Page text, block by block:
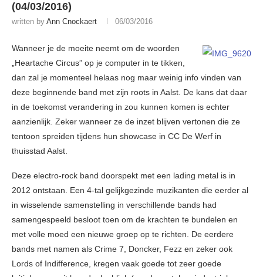
(04/03/2016)
written by Ann Cnockaert 06/03/2016
Wanneer je de moeite neemt om de woorden
„Heartache Circus” op je computer in te tikken,
dan zal je momenteel helaas nog maar weinig info vinden van
deze beginnende band met zijn roots in Aalst. De kans dat daar
in de toekomst verandering in zou kunnen komen is echter
aanzienlijk. Zeker wanneer ze de inzet blijven vertonen die ze
tentoon spreiden tijdens hun showcase in CC De Werf in
thuisstad Aalst.
Deze electro-rock band doorspekt met een lading metal is in
2012 ontstaan. Een 4-tal gelijkgezinde muzikanten die eerder al
in wisselende samenstelling in verschillende bands had
samengespeeld besloot toen om de krachten te bundelen en
met volle moed een nieuwe groep op te richten. De eerdere
bands met namen als Crime 7, Doncker, Fezz en zeker ook
Lords of Indifference, kregen vaak goede tot zeer goede